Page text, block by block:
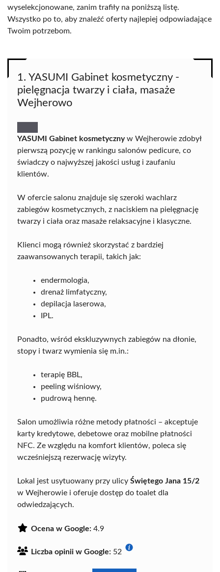
wyselekcjonowane, zanim trafiły na poniższą listę.
Wszystko po to, aby znaleźć oferty najlepiej odpowiadające
Twoim potrzebom.
1. YASUMI Gabinet kosmetyczny -
pielęgnacja twarzy i ciała, masaże
Wejherowo
YASUMI Gabinet kosmetycznyw Wejherowie zdobył
pierwszą pozycję w rankingu salonów pedicure, co
świadczy o najwyższej jakości usług i zaufaniu
klientów.
W ofercie salonu znajduje się szeroki wachlarz
zabiegów kosmetycznych, z naciskiem na pielęgnację
twarzy i ciała oraz masaże relaksacyjne i klasyczne.
Klienci mogą również skorzystać z bardziej
zaawansowanych terapii, takich jak:
endermologia,
drenaż limfatyczny,
depilacja laserowa,
IPL.
Ponadto, wśród ekskluzywnych zabiegów na dłonie,
stopy i twarz wymienia się m.in.:
terapię BBL,
peeling wiśniowy,
pudrową hennę.
Salon umożliwia różne metody płatności – akceptuje
karty kredytowe, debetowe oraz mobilne płatności
NFC. Ze względu na komfort klientów, poleca się
wcześniejszą rezerwację wizyty.
Lokal jest usytuowany przy ulicy Świętego Jana 15/2
w Wejherowie i oferuje dostęp do toalet dla
odwiedzających.
Ocena w Google: 4.9
Liczba opinii w Google: 52